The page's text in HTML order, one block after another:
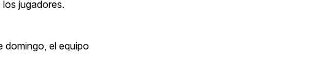
los jugadores.
domingo, el equipo